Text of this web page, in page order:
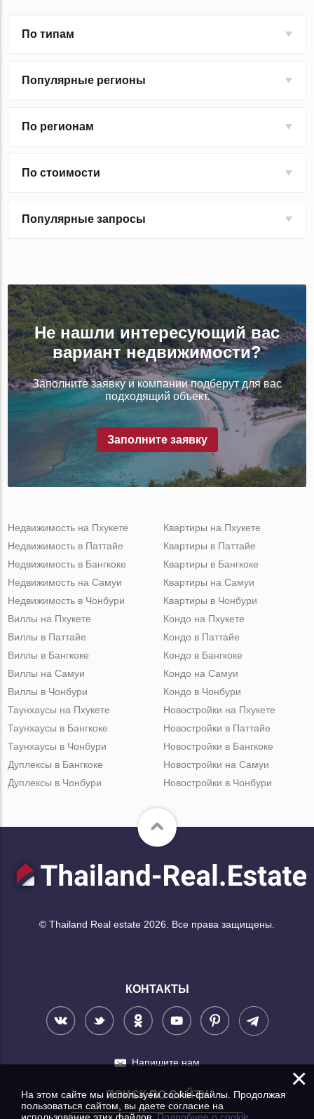
По типам
Популярные регионы
По регионам
По стоимости
Популярные запросы
Не нашли интересующий вас
вариант недвижимости?
Заполните заявку и компании подберут для вас
подходящий объект.
Заполните заявку
Недвижимость на Пхукете
Недвижимость в Паттайе
Недвижимость в Бангкоке
Недвижимость на Самуи
Недвижимость в Чонбури
Квартиры на Пхукете
Квартиры в Паттайе
Квартиры в Бангкоке
Квартиры на Самуи
Квартиры в Чонбури
Виллы на Пхукете
Виллы в Паттайе
Виллы в Бангкоке
Виллы на Самуи
Виллы в Чонбури
Кондо на Пхукете
Кондо в Паттайе
Кондо в Бангкоке
Кондо на Самуи
Кондо в Чонбури
Таунхаусы на Пхукете
Таунхаусы в Бангкоке
Таунхаусы в Чонбури
Дуплексы в Бангкоке
Дуплексы в Чонбури
Новостройки на Пхукете
Новостройки в Паттайе
Новостройки в Бангкоке
Новостройки на Самуи
Новостройки в Чонбури
© Thailand Real estate 2026. Все права защищены.
КОНТАКТЫ
Напишите нам
ПОИСК ПО САЙТУ
×
На этом сайте мы используем cookie-файлы. Продолжая
пользоваться сайтом, вы даете согласие на